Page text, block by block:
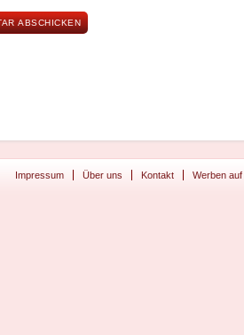
Impressum Über uns Kontakt Werben